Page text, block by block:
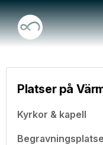
Platser på
Kyrkor & kapell